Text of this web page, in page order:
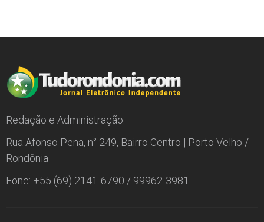
Redação e Administração:
Rua Afonso Pena, n° 249, Bairro Centro | Porto Velho /
Rondônia
Fone: +55 (69) 2141-6790 / 99962-3981